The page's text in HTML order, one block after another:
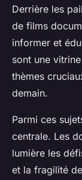
Derrière les
de films
informer et
sont une
thèmes
demain.
Parmi ces
centrale. Les
lumière les
et la fragilité